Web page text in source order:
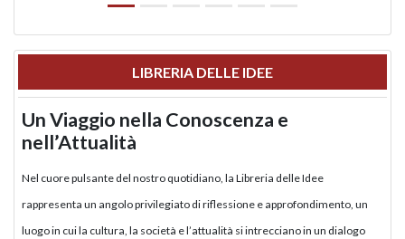
LIBRERIA DELLE IDEE
Un Viaggio nella Conoscenza e
nell’Attualità
Nel cuore pulsante del nostro quotidiano, la Libreria delle Idee
rappresenta un angolo privilegiato di riflessione e approfondimento, un
luogo in cui la cultura, la società e l’attualità si intrecciano in un dialogo